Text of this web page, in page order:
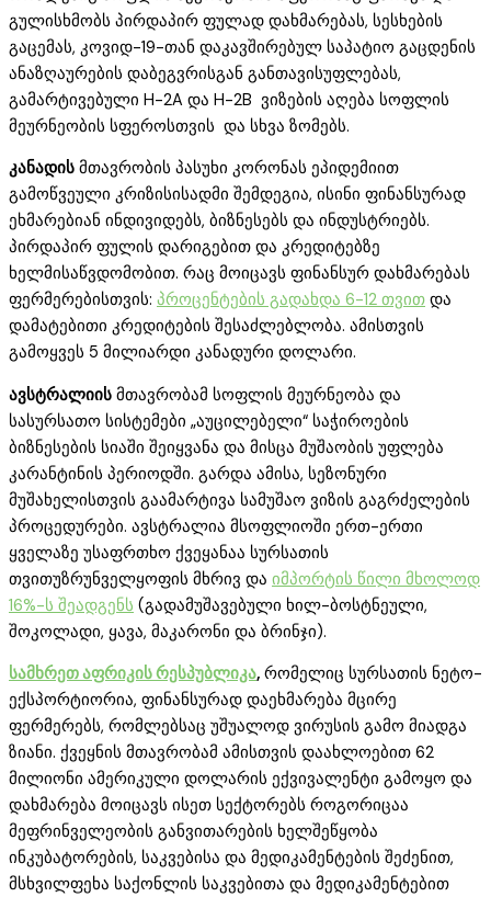
გულისხმობს პირდაპირ ფულად დახმარებას, სესხების
გაცემას, კოვიდ-19-თან დაკავშირებულ საპატიო გაცდენის
ანაზღაურების დაბეგვრისგან განთავისუფლებას,
გამარტივებული H-2A და H-2B ვიზების აღება სოფლის
მეურნეობის სფეროსთვის და სხვა ზომებს.
კანადის მთავრობის პასუხი კორონას ეპიდემიით
გამოწვეული კრიზისისადმი შემდეგია, ისინი ფინანსურად
ეხმარებიან ინდივიდებს, ბიზნესებს და ინდუსტრიებს.
პირდაპირ ფულის დარიგებით და კრედიტებზე
ხელმისაწვდომობით. რაც მოიცავს ფინანსურ დახმარებას
ფერმერებისთვის: პროცენტების გადახდა 6-12 თვით და
დამატებითი კრედიტების შესაძლებლობა. ამისთვის
გამოყვეს 5 მილიარდი კანადური დოლარი.
ავსტრალიის მთავრობამ სოფლის მეურნეობა და
სასურსათო სისტემები „აუცილებელი“ საჭიროების
ბიზნესების სიაში შეიყვანა და მისცა მუშაობის უფლება
კარანტინის პერიოდში. გარდა ამისა, სეზონური
მუშახელისთვის გაამარტივა სამუშაო ვიზის გაგრძელების
პროცედურები. ავსტრალია მსოფლიოში ერთ-ერთი
ყველაზე უსაფრთხო ქვეყანაა სურსათის
თვითუზრუნველყოფის მხრივ და იმპორტის წილი მხოლოდ
16%-ს შეადგენს (გადამუშავებული ხილ-ბოსტნეული,
შოკოლადი, ყავა, მაკარონი და ბრინჯი).
სამხრეთ აფრიკის რესპუბლიკა, რომელიც სურსათის ნეტო-
ექსპორტიორია, ფინანსურად დაეხმარება მცირე
ფერმერებს, რომლებსაც უშუალოდ ვირუსის გამო მიადგა
ზიანი. ქვეყნის მთავრობამ ამისთვის დაახლოებით 62
მილიონი ამერიკული დოლარის ექვივალენტი გამოყო და
დახმარება მოიცავს ისეთ სექტორებს როგორიცაა
მეფრინველეობის განვითარების ხელშეწყობა
ინკუბატორების, საკვებისა და მედიკამენტების შეძენით,
მსხვილფეხა საქონლის საკვებითა და მედიკამენტებით